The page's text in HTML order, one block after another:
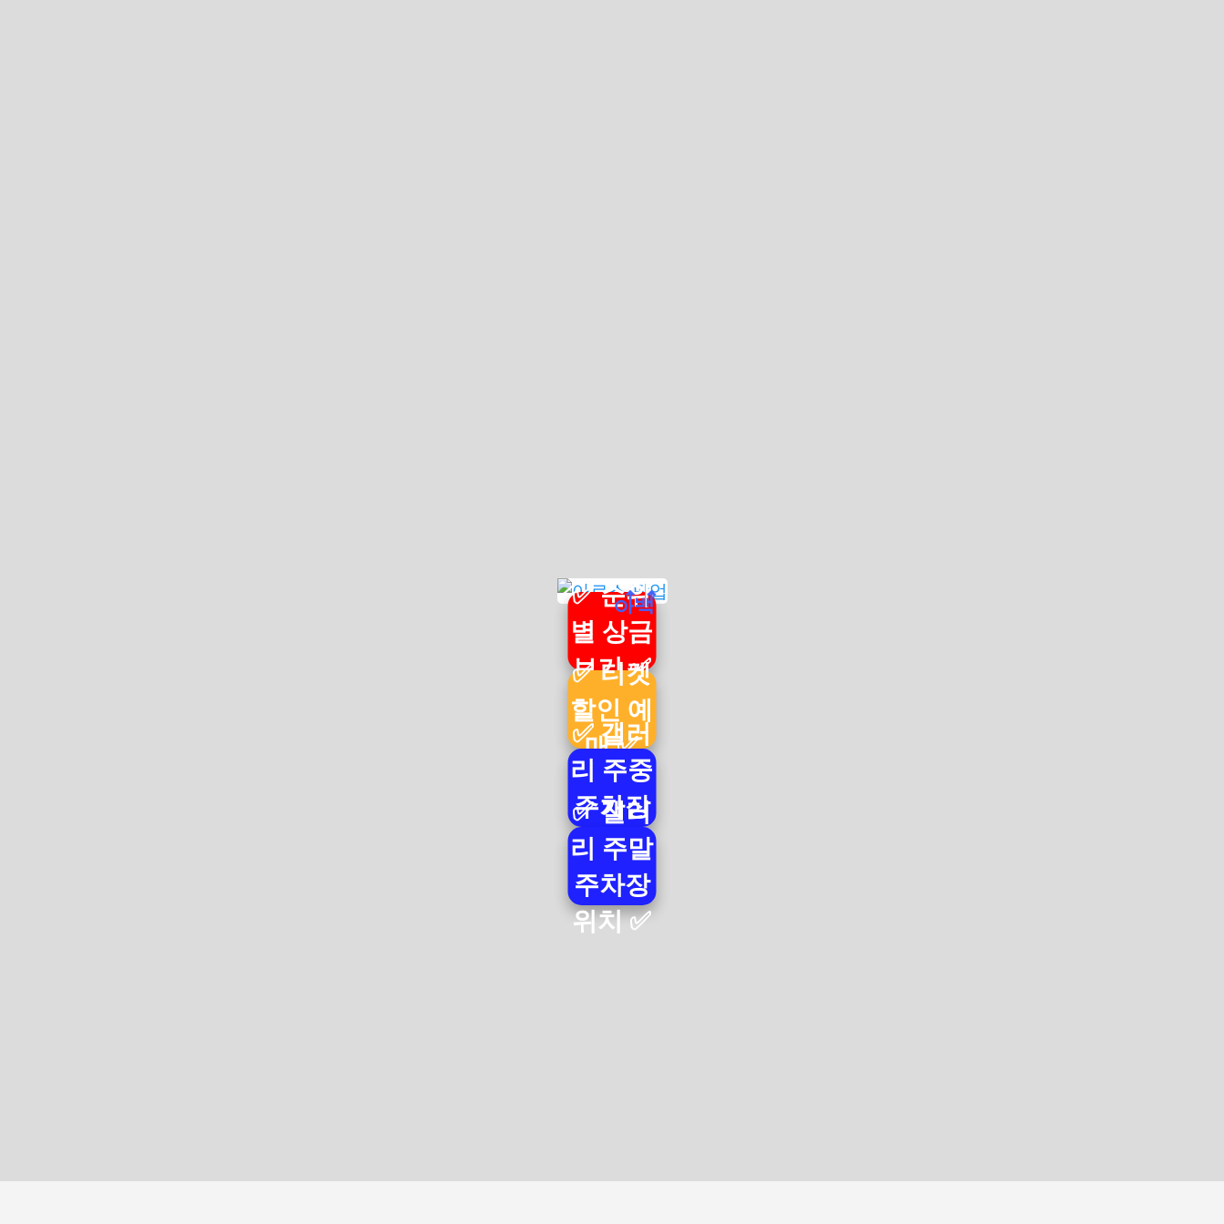
✅ 순위
별 상금
보기 ✅
✅ 티켓
할인 예
매 ✅
✅ 갤러
리 주중
주차장
위치 ✅
✅ 갤러
리 주말
주차장
위치 ✅